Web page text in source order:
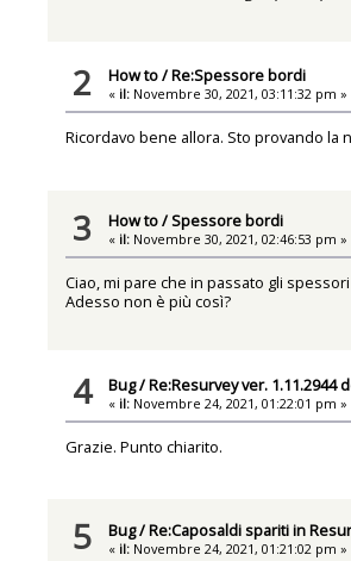
2 How to/Re:Spessore bordi
« il: Novembre 30, 2021, 03:11:32 pm »
Ricordavo bene allora. Sto provando
3 How to/Spessore bordi
« il: Novembre 30, 2021, 02:46:53 pm »
Ciao, mi pare che in passato gli
Adesso non è più così?
4 Bug/Re:Resurvey ver. 1.11.2944
« il: Novembre 24, 2021, 01:22:01 pm »
Grazie. Punto chiarito.
5 Bug/Re:Caposaldi spariti in
« il: Novembre 24, 2021, 01:21:02 pm »